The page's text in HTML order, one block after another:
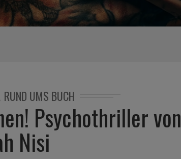
, RUND UMS BUCH
Psychothriller von
Nisi